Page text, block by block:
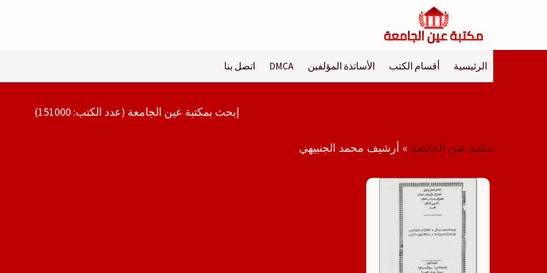
الرئيسية أقسام الكتب الأساتذة المؤلفين DMCA اتصل بنا
إبحث بمكتبة عين الجامعة (عدد الكتب: 151000)
مكتبة عين الجامعة » أرشيف محمد الجنبيهي